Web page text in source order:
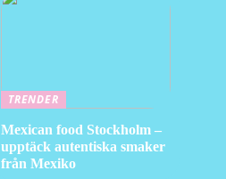
TRENDER
Mexican food Stockholm –
upptäck autentiska smaker
från Mexiko